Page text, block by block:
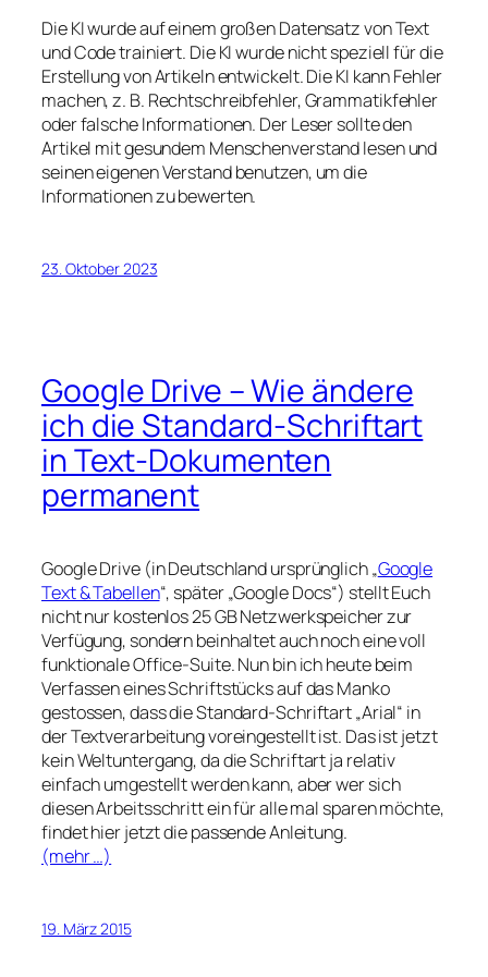
Die KI wurde auf einem großen Datensatz von Text
und Code trainiert. Die KI wurde nicht speziell für die
Erstellung von Artikeln entwickelt. Die KI kann Fehler
machen, z. B. Rechtschreibfehler, Grammatikfehler
oder falsche Informationen. Der Leser sollte den
Artikel mit gesundem Menschenverstand lesen und
seinen eigenen Verstand benutzen, um die
Informationen zu bewerten.
23. Oktober 2023
Google Drive – Wie ändere
ich die Standard-Schriftart
in Text-Dokumenten
permanent
Google Drive (in Deutschland ursprünglich „Google
Text & Tabellen“, später „Google Docs“) stellt Euch
nicht nur kostenlos 25 GB Netzwerkspeicher zur
Verfügung, sondern beinhaltet auch noch eine voll
funktionale Office-Suite. Nun bin ich heute beim
Verfassen eines Schriftstücks auf das Manko
gestossen, dass die Standard-Schriftart „Arial“ in
der Textverarbeitung voreingestellt ist. Das ist jetzt
kein Weltuntergang, da die Schriftart ja relativ
einfach umgestellt werden kann, aber wer sich
diesen Arbeitsschritt ein für alle mal sparen möchte,
findet hier jetzt die passende Anleitung.
(mehr …)
19. März 2015